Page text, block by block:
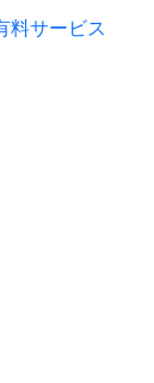
料サービス